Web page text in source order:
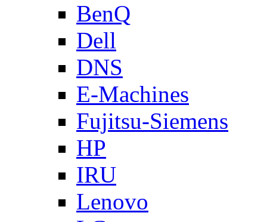
BenQ
Dell
DNS
E-Machines
Fujitsu-Siemens
HP
IRU
Lenovo